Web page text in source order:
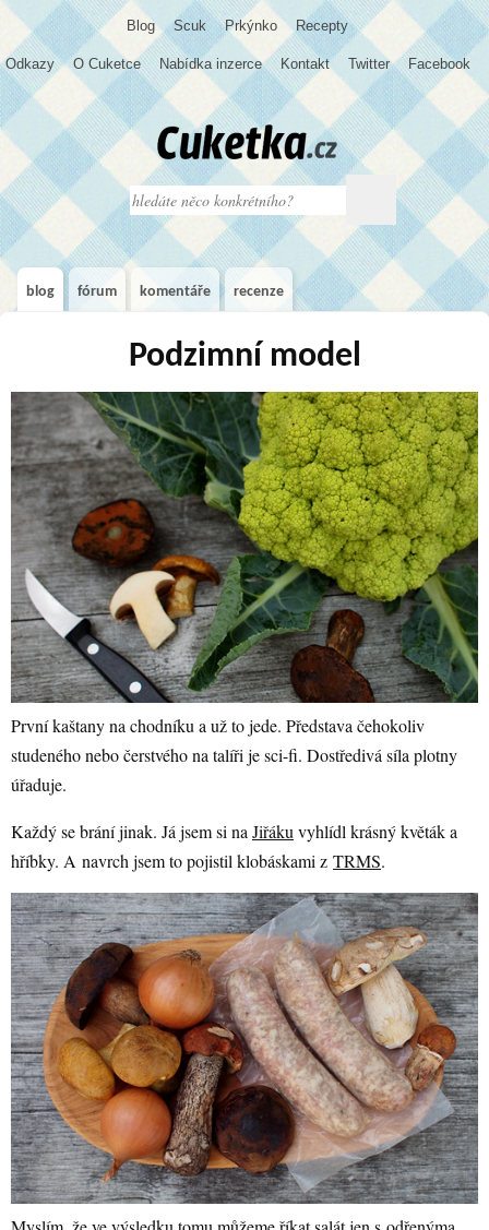
Blog Scuk Prkýnko Recepty
Odkazy O Cuketce Nabídka inzerce Kontakt Twitter Facebook
blog fórum komentáře recenze
Podzimní model
První kaštany na chodníku a už to jede. Představa čehokoliv
studeného nebo čerstvého na talíři je sci-fi. Dostředivá síla plotny
úřaduje.
Každý se brání jinak. Já jsem si na Jiřáku vyhlídl krásný květák a
hříbky. A navrch jsem to pojistil klobáskami z TRMS.